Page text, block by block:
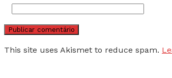
This site uses Akismet to reduce spam.